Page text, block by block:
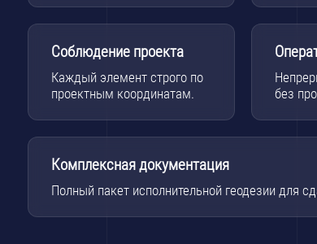
Соблюдение проекта
Каждый элемент строго по
проектным координатам.
без
Комплексная документация
Полный пакет исполнительной геодезии для